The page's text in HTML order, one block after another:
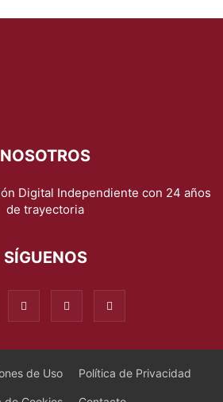
NOSOTROS
Digital Independiente con 24 años
de trayectoria
SÍGUENOS
de Uso Política de Privacidad